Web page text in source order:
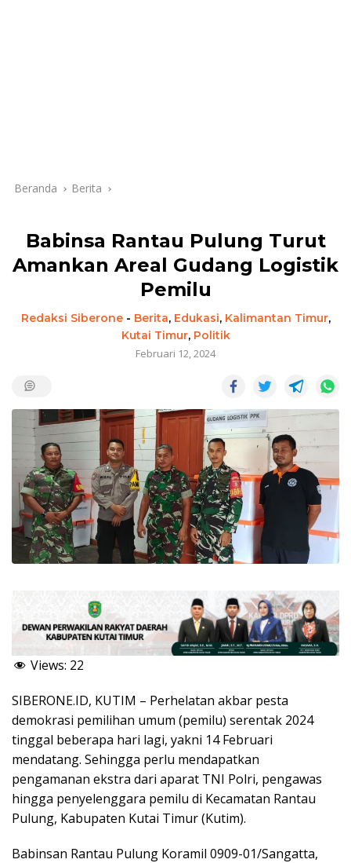
Beranda Berita
Babinsa Rantau Pulung Turut
Amankan Areal Gudang Logistik
Pemilu
Redaksi Siberone- Berita, Edukasi, Kalimantan Timur,
Kutai Timur, Politik
Februari 12, 2024
Views: 22
SIBERONE.ID, KUTIM – Perhelatan akbar pesta
demokrasi pemilihan umum (pemilu) serentak 2024
tinggal beberapa hari lagi, yakni 14 Februari
mendatang. Sehingga perlu mendapatkan
pengamanan ekstra dari aparat TNI Polri, pengawas
hingga penyelenggara pemilu di Kecamatan Rantau
Pulung, Kabupaten Kutai Timur (Kutim).
Babinsan Rantau Pulung Koramil 0909-01/Sangatta,